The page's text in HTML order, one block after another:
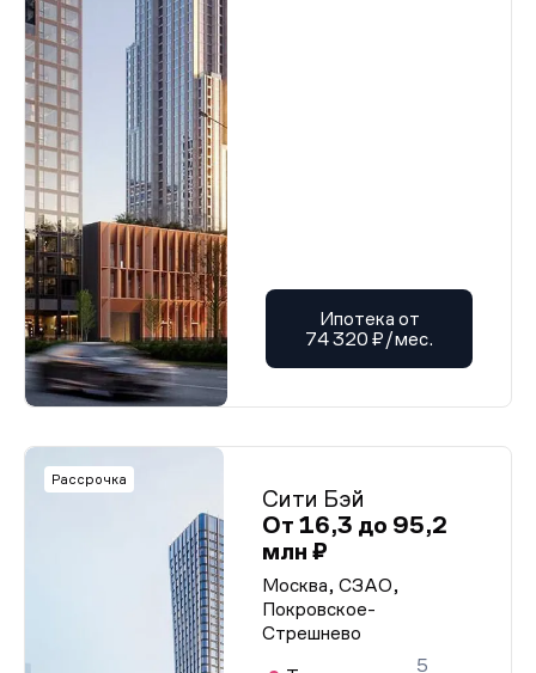
Ипотека от
74 320 ₽/мес.
Рассрочка
Сити Бэй
От 16,3 до 95,2
млн ₽
Москва, СЗАО,
Покровское-
Стрешнево
5